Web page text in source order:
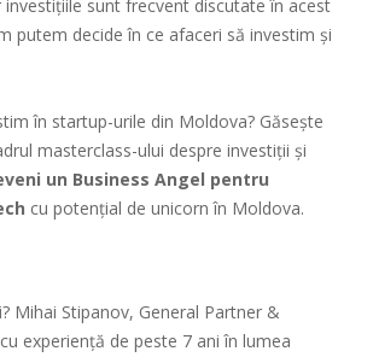
investițiile sunt frecvent discutate în acest
putem decide în ce afaceri să investim și
în startup-urile din Moldova? Găsește
masterclass-ului despre investiții și
un Business Angel pentru
cu potențial de unicorn în Moldova.
Mihai Stipanov, General Partner &
experiență de peste 7 ani în lumea